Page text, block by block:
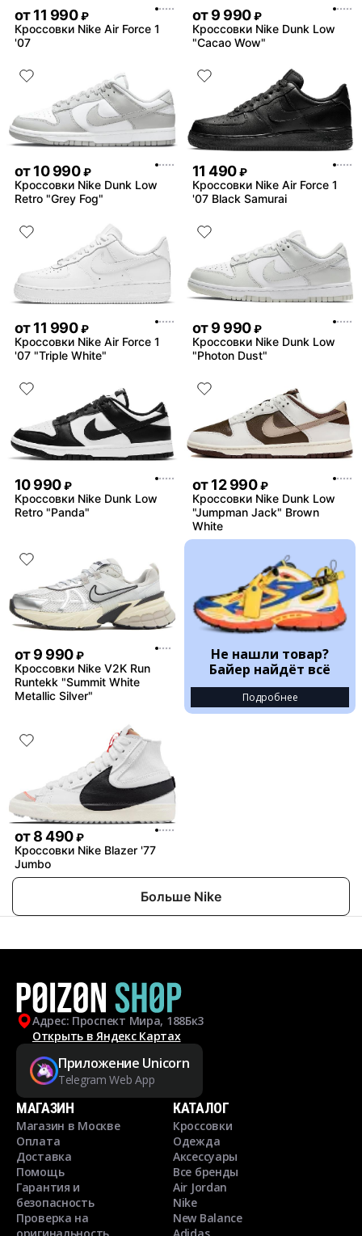
от11 990 ₽
Кроссовки Nike Air Force 1
'07
от9 990 ₽
Кроссовки Nike Dunk Low
"Cacao Wow"
от10 990 ₽
Кроссовки Nike Dunk Low
Retro "Grey Fog"
11 490 ₽
Кроссовки Nike Air Force 1
'07 Black Samurai
от11 990 ₽
Кроссовки Nike Air Force 1
'07 "Triple White"
от9 990 ₽
Кроссовки Nike Dunk Low
"Photon Dust"
10 990 ₽
Кроссовки Nike Dunk Low
Retro "Panda"
от12 990 ₽
Кроссовки Nike Dunk Low
"Jumpman Jack" Brown
White
от9 990 ₽
Кроссовки Nike V2K Run
Runtekk "Summit White
Metallic Silver"
Не нашли товар?
Байер найдёт всё
Подробнее
от8 490 ₽
Кроссовки Nike Blazer '77
Jumbo
Больше Nike
Адрес: Проспект Мира, 188Бк3
Открыть в Яндекс Картах
Приложение Unicorn
Telegram Web App
МАГАЗИН
Магазин в Москве
Оплата
Доставка
Помощь
Гарантия и
безопасность
Проверка на
КАТАЛОГ
Кроссовки
Одежда
Аксессуары
Все бренды
Air Jordan
Nike
New Balance